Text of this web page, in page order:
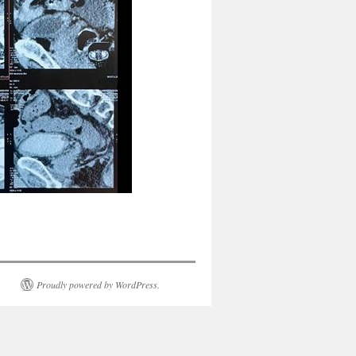
Proudly powered by WordPress.